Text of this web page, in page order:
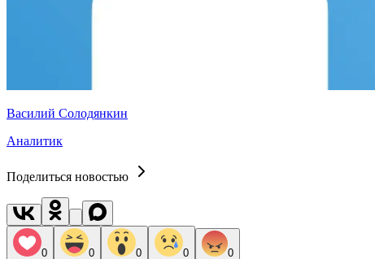
Василий Солодянкин
Аналитик
Поделиться новостью
0 0 0 0 0